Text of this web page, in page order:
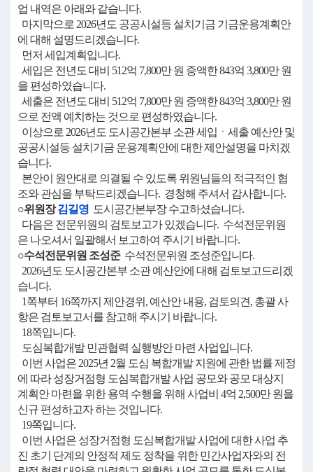
업 내역은 아래와 같습니다.
마지막으로 2026년도 공공시설등 설치기금 기금운용계획안
에 대해 설명드리겠습니다.
먼저 세입계획입니다.
세입은 전년도 대비 512억 7,800만 원 증액한 843억 3,800만 원
을 편성하였습니다.
세출은 전년도 대비 512억 7,800만 원 증액한 843억 3,800만 원
으로 전액 예치하는 것으로 편성하였습니다.
이상으로 2026년도 도시공간본부 소관 세입ㆍ세출 예산안 및
공공시설등 설치기금 운용계획안에 대한 제안설명을 마치겠
습니다.
본안이 원안대로 의결될 수 있도록 위원님들의 적극적인 협
조와 관심을 부탁드리겠습니다. 경청해 주셔서 감사합니다.
○위원장김길영 도시공간본부장 수고하셨습니다.
다음은 전문위원의 검토보고가 있겠습니다. 수석전문위원
은 나오셔서 일괄해서 보고하여 주시기 바랍니다.
○수석전문위원 조성준수석전문위원 조성준입니다.
2026년도 도시공간본부 소관 예산안에 대해 검토보고드리겠
습니다.
1쪽부터 16쪽까지 제안경위, 예산안 내용, 검토의견, 총괄 사
항은 검토보고서를 참고해 주시기 바랍니다.
18쪽입니다.
도심복합개발 민관협력 실행방안 마련 사업입니다.
이번 사업은 2025년 2월 도심 복합개발 지원에 관한 법률 제정
에 따라 성장거점형 도심복합개발 사업 공모와 공모 대상지
계획안 마련을 위한 용역 수행을 위해 사업비 4억 2,500만 원을
신규 편성하고자 하는 것입니다.
19쪽입니다.
이번 사업은 성장거점형 도심복합개발 사업에 대한 사업 추
진 초기 단계의 안정적 제도 정착을 위한 민간사업자와의 전